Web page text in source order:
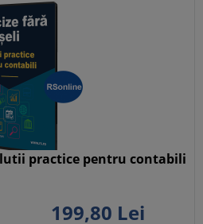
practice pentru contabili
199,80 Lei